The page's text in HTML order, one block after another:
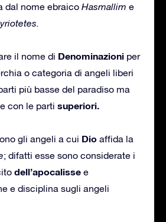
dal nome ebraico Hasmallim e
il nome di Denominazioni per
o categoria di angeli liberi
più basse del paradiso ma
con le parti superiori.
gli angeli a cui Dio affida la
; difatti esse sono considerate i
dell’apocalisse e
e disciplina sugli angeli